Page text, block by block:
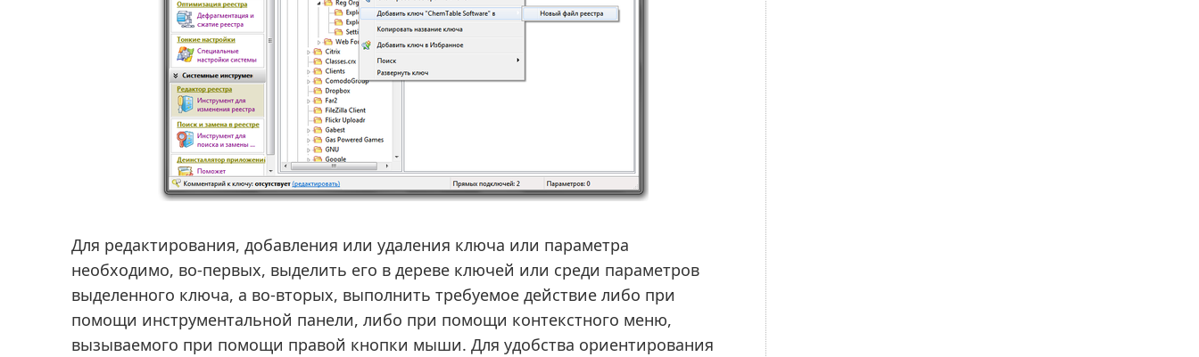
Для редактирования, добавления или удаления ключа или параметра
необходимо, во-первых, выделить его в дереве ключей или среди параметров
выделенного ключа, а во-вторых, выполнить требуемое действие либо при
помощи инструментальной панели, либо при помощи контекстного меню,
вызываемого при помощи правой кнопки мыши. Для удобства ориентирования